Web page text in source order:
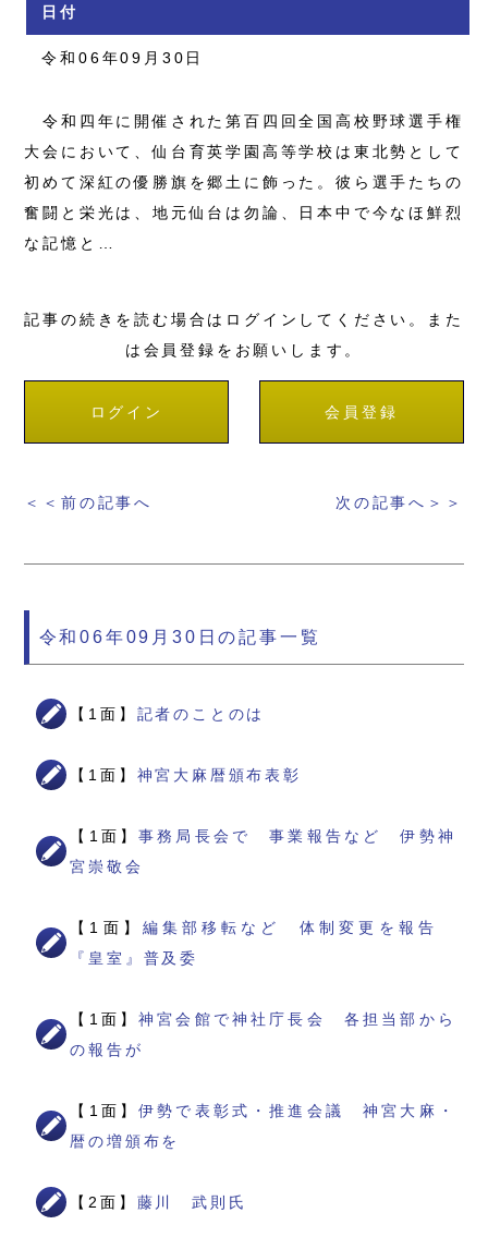
日付
令和06年09月30日
令和四年に開催された第百四回全国高校野球選手権
大会において、仙台育英学園高等学校は東北勢として
初めて深紅の優勝旗を郷土に飾った。彼ら選手たちの
奮闘と栄光は、地元仙台は勿論、日本中で今なほ鮮烈
な記憶と…
記事の続きを読む場合はログインしてください。また
は会員登録をお願いします。
ログイン 会員登録
＜＜前の記事へ 次の記事へ＞＞
令和06年09月30日の記事一覧
【1面】 記者のことのは
【1面】 神宮大麻暦頒布表彰
【1面】事務局長会で 事業報告など 伊勢神
宮崇敬会
【1面】 編集部移転など 体制変更を報告
『皇室』普及委
【1面】神宮会館で神社庁長会 各担当部から
の報告が
【1面】伊勢で表彰式・推進会議 神宮大麻・
暦の増頒布を
【2面】 藤川 武則氏